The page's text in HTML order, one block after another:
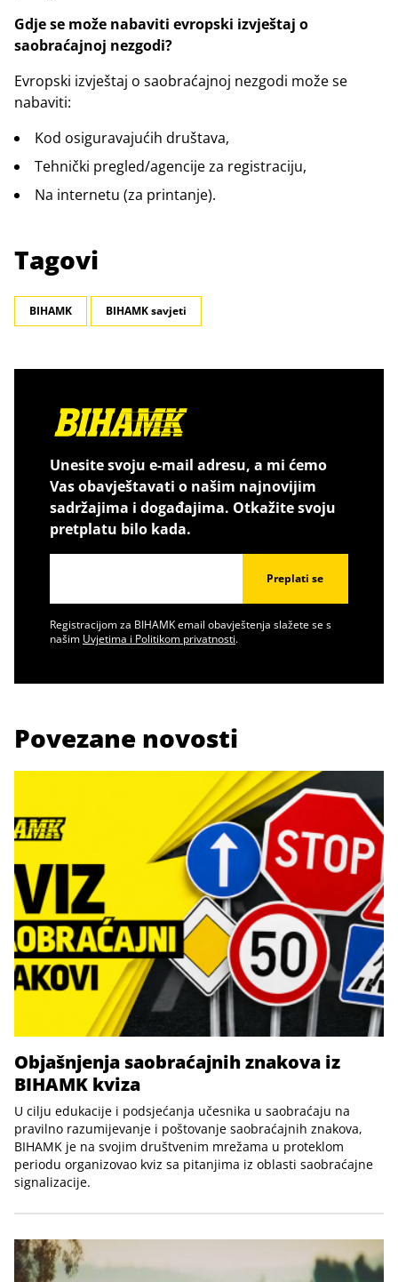
Gdje se može nabaviti evropski izvještaj o
saobraćajnoj nezgodi?
Evropski izvještaj o saobraćajnoj nezgodi može se
nabaviti:
Kod osiguravajućih društava,
Tehnički pregled/agencije za registraciju,
Na internetu (za printanje).
Tagovi
BIHAMK BIHAMK savjeti
Unesite svoju e-mail adresu, a mi ćemo
Vas obavještavati o našim najnovijim
sadržajima i događajima. Otkažite svoju
pretplatu bilo kada.
Preplati se
Registracijom za BIHAMK email obavještenja slažete se s
našim Uvjetima i Politikom privatnosti.
Povezane novosti
Objašnjenja saobraćajnih znakova iz
BIHAMK kviza
U cilju edukacije i podsjećanja učesnika u saobraćaju na
pravilno razumijevanje i poštovanje saobraćajnih znakova,
BIHAMK je na svojim društvenim mrežama u proteklom
periodu organizovao kviz sa pitanjima iz oblasti saobraćajne
signalizacije.